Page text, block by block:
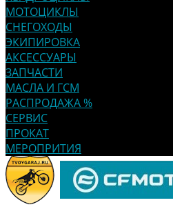
МОТОЦИКЛЫ
СНЕГОХОДЫ
ЭКИПИРОВКА
АКСЕССУАРЫ
ЗАПЧАСТИ
МАСЛА И ГСМ
РАСПРОДАЖА %
СЕРВИС
ПРОКАТ
МЕРОПРИТИЯ